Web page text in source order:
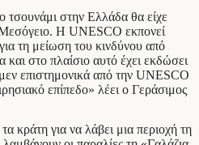
τσουνάμι στην Ελλάδα θα είχε
Η UNESCO εκπονεί
τη μείωση του κινδύνου από
στο πλαίσιο αυτό έχει εκδώσει
επιστημονικά από την UNESCO
επίπεδο» λέει ο Γεράσιμος
κράτη για να λάβει μια περιοχή τη